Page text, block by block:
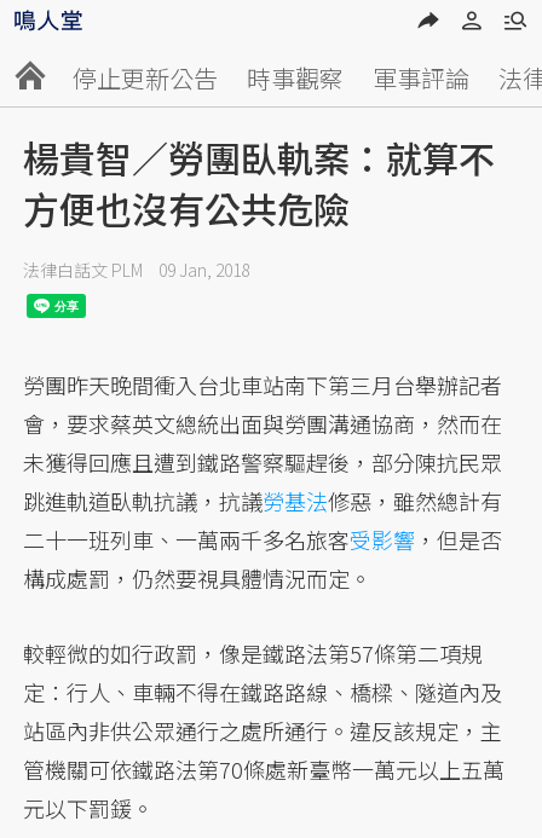
停止更新公告 時事觀察 軍事評論 法
楊貴智／勞團臥軌案：就算不
方便也沒有公共危險
法律白話文 PLM 09 Jan, 2018
勞團昨天晚間衝入台北車站南下第三月台舉辦記者
會，要求蔡英文總統出面與勞團溝通協商，然而在
未獲得回應且遭到鐵路警察驅趕後，部分陳抗民眾
跳進軌道臥軌抗議，抗議勞基法修惡，雖然總計有
二十一班列車、一萬兩千多名旅客受影響 ，但是否
構成處罰，仍然要視具體情況而定。
較輕微的如行政罰，像是鐵路法第57條第二項規
定：行人、車輛不得在鐵路路線、橋樑、隧道內及
站區內非供公眾通行之處所通行。違反該規定，主
管機關可依鐵路法第70條處新臺幣一萬元以上五萬
元以下罰鍰。